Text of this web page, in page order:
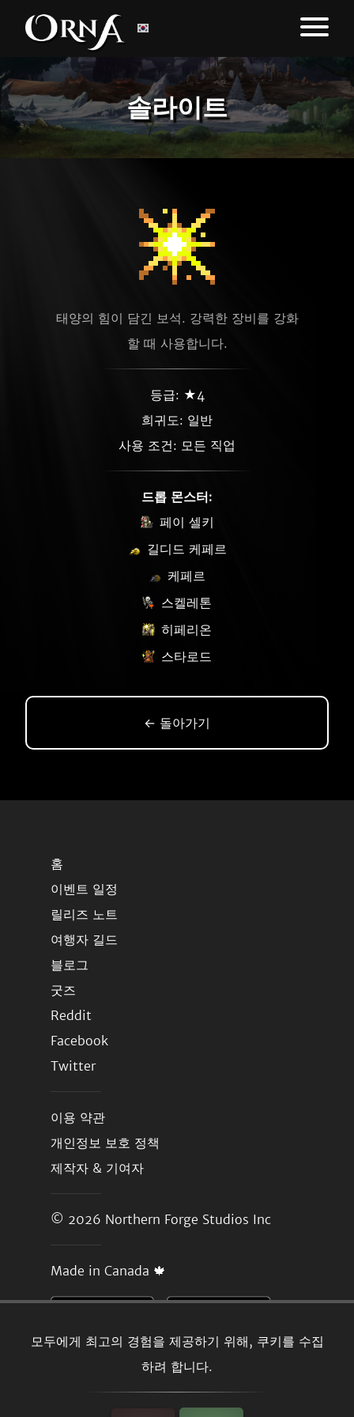
솔라이트
모두에게 최고의 경험을 제공하기 위해, 쿠키를 수집
하려 합니다.
태양의 힘이 담긴 보석. 강력한 장비를 강화
할 때 사용합니다.
등급: ★4
희귀도: 일반
사용 조건: 모든 직업
드롭 몬스터:
페이 셀키
길디드 케페르
케페르
스켈레톤
히페리온
스타로드
← 돌아가기
홈
이벤트 일정
릴리즈 노트
여행자 길드
블로그
굿즈
Reddit
Facebook
Twitter
이용 약관
개인정보 보호 정책
제작자 & 기여자
© 2026 Northern Forge Studios Inc
Made in Canada 🍁